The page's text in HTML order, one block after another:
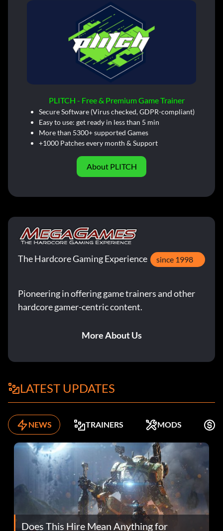
PLITCH - Free & Premium Game Trainer
Secure Software (Virus checked, GDPR-compliant)
Easy to use: get ready in less than 5 min
More than 5300+ supported Games
+1000 Patches every month & Support
About PLITCH
The Hardcore Gaming Experience since 1998
Pioneering in offering game trainers and other
hardcore gamer-centric content.
More About Us
LATEST UPDATES
NEWS TRAINERS MODS
Does This Hire Mean Anything for